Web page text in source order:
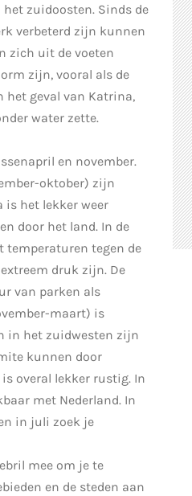
zuidoosten. Sinds de
verbeterd zijn kunnen
zich uit de voeten
zijn, vooral als de
het geval van Katrina,
water zette.
en november.
oktober) zijn
is het lekker weer
door het land. In de
tegen de
druk zijn. De
van parken als
maart) is
in het zuidwesten zijn
kunnen door
overal lekker rustig. In
met Nederland. In
in juli zoek je
mee om je te
en de steden aan